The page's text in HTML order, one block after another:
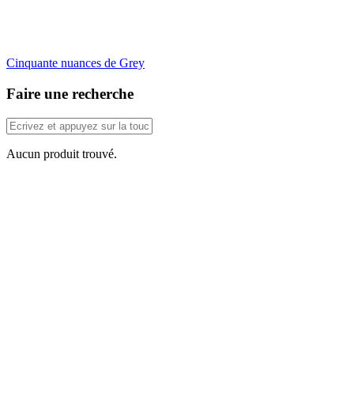
Cinquante nuances de Grey
Faire une recherche
Aucun produit trouvé.